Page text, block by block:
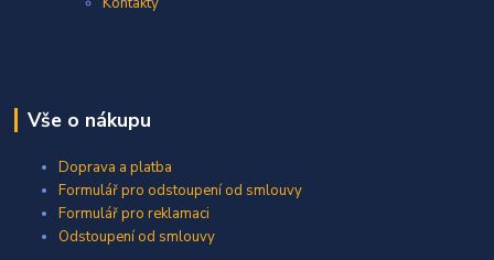
Vše o nákupu
Doprava a platba
Formulář pro odstoupení od smlouvy
Formulář pro reklamaci
Odstoupení od smlouvy